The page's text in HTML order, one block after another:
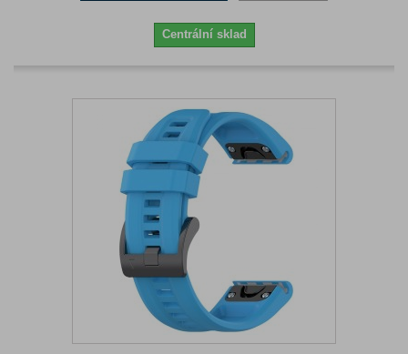
Centrální sklad